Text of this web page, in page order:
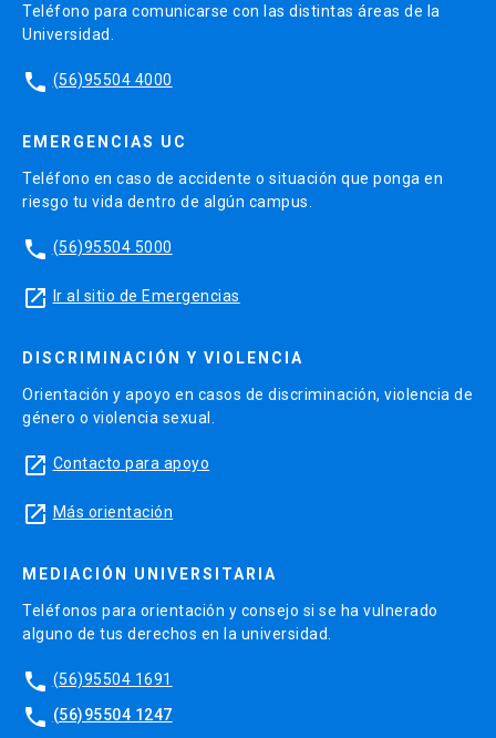
Teléfono para comunicarse con las distintas áreas de la
Universidad.
phone (56)95504 4000
EMERGENCIAS UC
Teléfono en caso de accidente o situación que ponga en
riesgo tu vida dentro de algún campus.
phone (56)95504 5000
launch Ir al sitio de Emergencias
DISCRIMINACIÓN Y VIOLENCIA
Orientación y apoyo en casos de discriminación, violencia de
género o violencia sexual.
launch Contacto para apoyo
launch Más orientación
MEDIACIÓN UNIVERSITARIA
Teléfonos para orientación y consejo si se ha vulnerado
alguno de tus derechos en la universidad.
phone (56)95504 1691
phone (56)95504 1247